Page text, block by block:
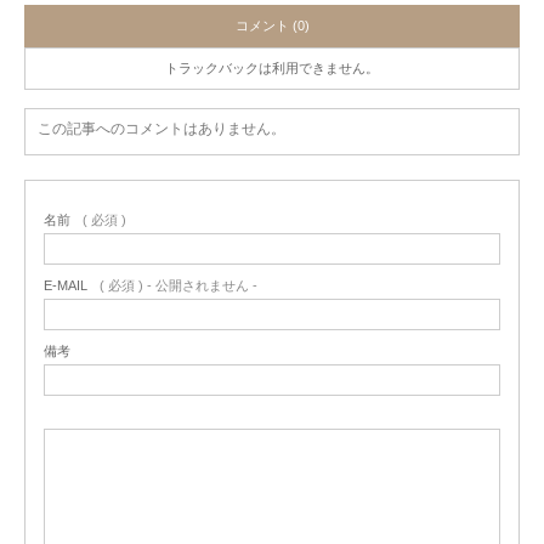
コメント (0)
トラックバックは利用できません。
この記事へのコメントはありません。
名前 ( 必須 )
E-MAIL ( 必須 ) - 公開されません -
備考